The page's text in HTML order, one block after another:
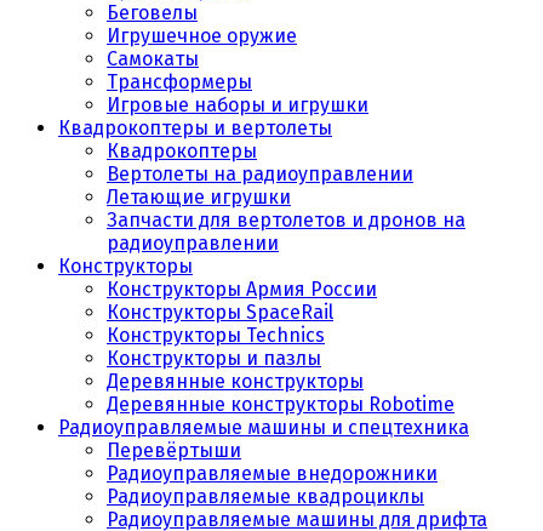
Беговелы
Игрушечное оружие
Самокаты
Трансформеры
Игровые наборы и игрушки
Квадрокоптеры и вертолеты
Квадрокоптеры
Вертолеты на радиоуправлении
Летающие игрушки
Запчасти для вертолетов и дронов на
радиоуправлении
Конструкторы
Конструкторы Армия России
Конструкторы SpaceRail
Конструкторы Technics
Конструкторы и пазлы
Деревянные конструкторы
Деревянные конструкторы Robotime
Радиоуправляемые машины и спецтехника
Перевёртыши
Радиоуправляемые внедорожники
Радиоуправляемые квадроциклы
Радиоуправляемые машины для дрифта